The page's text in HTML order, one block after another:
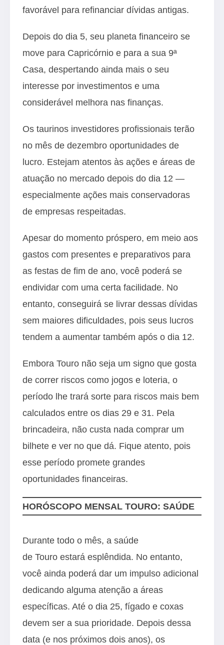
favorável para refinanciar dívidas antigas.
Depois do dia 5, seu planeta financeiro se
move para Capricórnio e para a sua 9ª
Casa, despertando ainda mais o seu
interesse por investimentos e uma
considerável melhora nas finanças.
Os taurinos investidores profissionais terão
no mês de dezembro oportunidades de
lucro. Estejam atentos às ações e áreas de
atuação no mercado depois do dia 12 —
especialmente ações mais conservadoras
de empresas respeitadas.
Apesar do momento próspero, em meio aos
gastos com presentes e preparativos para
as festas de fim de ano, você poderá se
endividar com uma certa facilidade. No
entanto, conseguirá se livrar dessas dívidas
sem maiores dificuldades, pois seus lucros
tendem a aumentar também após o dia 12.
Embora Touro não seja um signo que gosta
de correr riscos como jogos e loteria, o
período lhe trará sorte para riscos mais bem
calculados entre os dias 29 e 31. Pela
brincadeira, não custa nada comprar um
bilhete e ver no que dá. Fique atento, pois
esse período promete grandes
oportunidades financeiras.
HORÓSCOPO MENSAL TOURO: SAÚDE
Durante todo o mês, a saúde
de Touro estará esplêndida. No entanto,
você ainda poderá dar um impulso adicional
dedicando alguma atenção a áreas
específicas. Até o dia 25, fígado e coxas
devem ser a sua prioridade. Depois dessa
data (e nos próximos dois anos), os